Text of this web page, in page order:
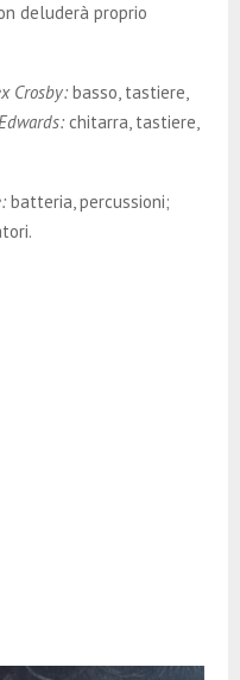
deluderà proprio
Crosby:basso, tastiere,
chitarra, tastiere,
batteria, percussioni;